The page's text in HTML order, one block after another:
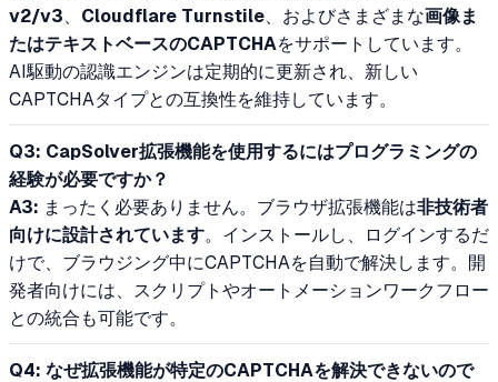
v2/v3
Cloudflare Turnstile 、およびさまざまな画像ま
たはテキストベースのCAPTCHAをサポートしています。
AI駆動の認識エンジンは定期的に更新され、新しい
CAPTCHAタイプとの互換性を維持しています。
Q3: CapSolver拡張機能を使用するにはプログラミングの
経験が必要ですか？
A3: まったく必要ありません。ブラウザ拡張機能は非技術者
向けに設計されています。インストールし、ログインするだ
けで、ブラウジング中にCAPTCHAを自動で解決します。開
発者向けには、スクリプトやオートメーションワークフロー
との統合も可能です。
Q4: なぜ拡張機能が特定のCAPTCHAを解決できないので